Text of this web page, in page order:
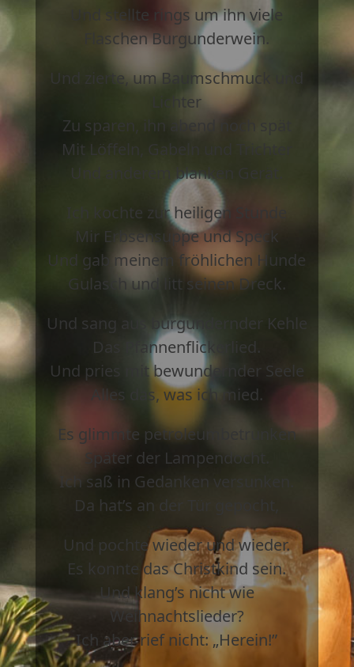
Und stellte rings um ihn viele
Flaschen Burgunderwein.
Und zierte, um Baumschmuck und
Lichter
Zu sparen, ihn abend noch spät
Mit Löffeln, Gabeln und Trichter
Und anderem blanken Gerät.
Ich kochte zur heiligen Stunde
Mir Erbsensuppe und Speck
Und gab meinem fröhlichen Hunde
Gulasch und litt seinen Dreck.
Und sang aus burgundernder Kehle
Das Pfannenflickerlied.
Und pries mit bewundernder Seele
Alles das, was ich mied.
Es glimmte petroleumbetrunken
Später der Lampendocht.
Ich saß in Gedanken versunken.
Da hat’s an der Tür gepocht,
Und pochte wieder und wieder.
Es konnte das Christkind sein.
Und klang’s nicht wie
Weihnachtslieder?
Ich aber rief nicht: „Herein!”